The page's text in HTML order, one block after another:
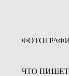
ЧТО ПИШЕТ